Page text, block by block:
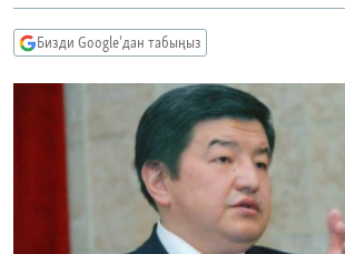
БИЗ ЖАНА ДҮЙНӨ
ЭЖЕ-СИҢДИЛЕР
ЫҢГАЙСЫЗ СУРООЛОР
ӨЗГӨЧӨ ПИКИР
ОНЛАЙН ШЕРИНЕ
Бизди Google'дан табыңыз